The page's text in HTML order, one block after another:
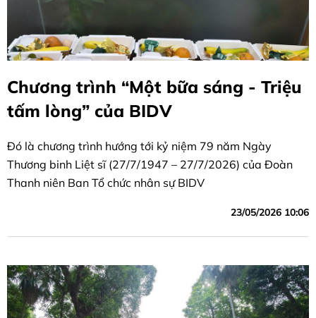
Chương trình “Một bữa sáng - Triệu
tấm lòng” của BIDV
Đó là chương trình hướng tới kỷ niệm 79 năm Ngày
Thương binh Liệt sĩ (27/7/1947 – 27/7/2026) của Đoàn
Thanh niên Ban Tổ chức nhân sự BIDV
23/05/2026 10:06